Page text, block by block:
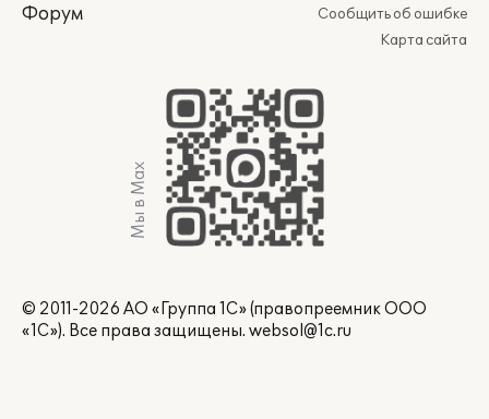
Форум
Сообщить об ошибке
Карта сайта
Мы в Max
© 2011-2026 АО «Группа 1С» (правопреемник ООО
«1С»). Все права защищены. websol@1c.ru